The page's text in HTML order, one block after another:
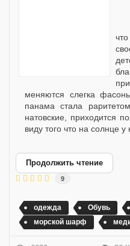
меняются слегка
панама стала
натовские, приходится
виду того что на солнце у
Продолжить чтение
9
одежда Обувь
морской шарф